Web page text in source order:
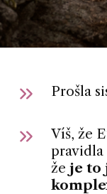
Prošla
Víš, že
pravidla
žeje to